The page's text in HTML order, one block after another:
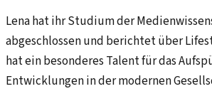
Lena hat ihr Studium der
abgeschlossen und berichtet über
hat ein besonderes Talent für das
Entwicklungen in der modernen